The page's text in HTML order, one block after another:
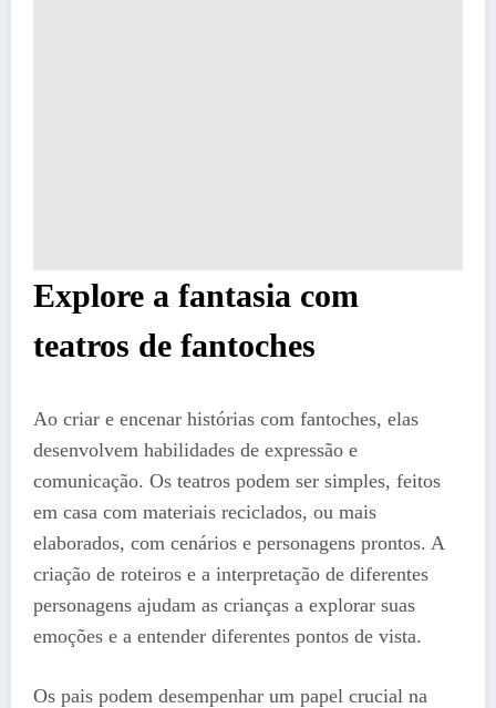
Explore a fantasia com
teatros de fantoches
Ao criar e encenar histórias com fantoches, elas
desenvolvem habilidades de expressão e
comunicação. Os teatros podem ser simples, feitos
em casa com materiais reciclados, ou mais
elaborados, com cenários e personagens prontos. A
criação de roteiros e a interpretação de diferentes
personagens ajudam as crianças a explorar suas
emoções e a entender diferentes pontos de vista.
Os pais podem desempenhar um papel crucial na